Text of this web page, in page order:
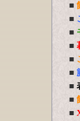
■
■
■
■
■
■
■
■
■